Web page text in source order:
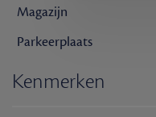
Magazijn
Parkeerplaats
Kenmerken